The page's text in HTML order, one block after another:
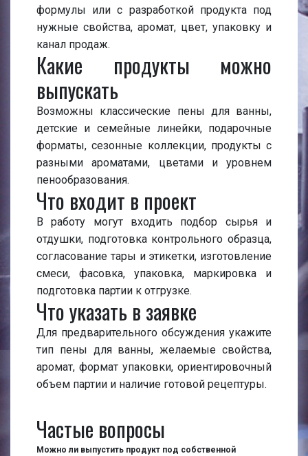
формулы или с разработкой продукта под
нужные свойства, аромат, цвет, упаковку и
канал продаж.
Какие продукты можно
выпускать
Возможны классические пены для ванны,
детские и семейные линейки, подарочные
форматы, сезонные коллекции, продукты с
разными ароматами, цветами и уровнем
пенообразования.
Что входит в проект
В работу могут входить подбор сырья и
отдушки, подготовка контрольного образца,
согласование тары и этикетки, изготовление
смеси, фасовка, упаковка, маркировка и
подготовка партии к отгрузке.
Что указать в заявке
Для предварительного обсуждения укажите
тип пены для ванны, желаемые свойства,
аромат, формат упаковки, ориентировочный
объем партии и наличие готовой рецептуры.
Частые вопросы
Можно ли выпустить продукт под собственной